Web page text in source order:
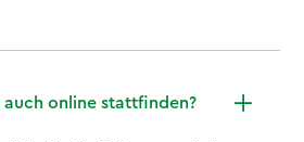
auch online stattfinden?